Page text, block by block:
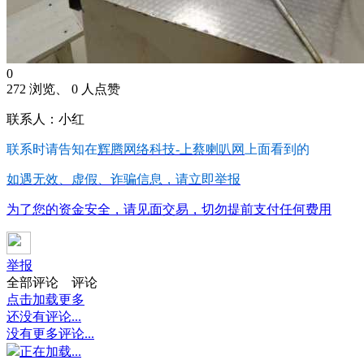
0
272 浏览、 0 人点赞
联系人：小红
联系时请告知在辉腾网络科技-上蔡喇叭网 上面看到的
如遇无效、虚假、诈骗信息，请立即举报
为了您的资金安全，请见面交易，切勿提前支付任何费用
举报
全部评论
评论
点击加载更多
还没有评论...
没有更多评论...
正在加载...